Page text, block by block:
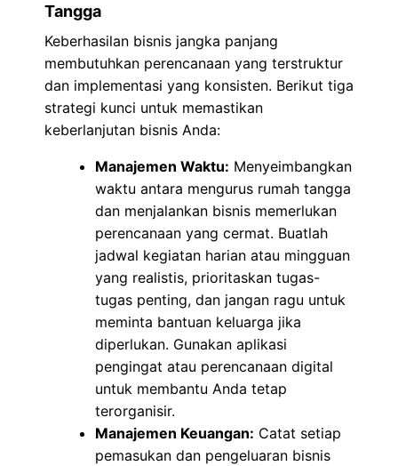
Tangga
Keberhasilan bisnis jangka panjang
membutuhkan perencanaan yang terstruktur
dan implementasi yang konsisten. Berikut tiga
strategi kunci untuk memastikan
keberlanjutan bisnis Anda:
Manajemen Waktu: Menyeimbangkan
waktu antara mengurus rumah tangga
dan menjalankan bisnis memerlukan
perencanaan yang cermat. Buatlah
jadwal kegiatan harian atau mingguan
yang realistis, prioritaskan tugas-
tugas penting, dan jangan ragu untuk
meminta bantuan keluarga jika
diperlukan. Gunakan aplikasi
pengingat atau perencanaan digital
untuk membantu Anda tetap
terorganisir.
Manajemen Keuangan: Catat setiap
pemasukan dan pengeluaran bisnis